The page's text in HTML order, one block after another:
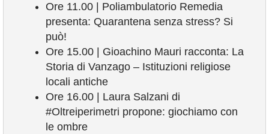
Ore 11.00 | Poliambulatorio Remedia
presenta: Quarantena senza stress? Si
può!
Ore 15.00 | Gioachino Mauri racconta: La
Storia di Vanzago – Istituzioni religiose
locali antiche
Ore 16.00 | Laura Salzani di
#Oltreiperimetri propone: giochiamo con
le ombre